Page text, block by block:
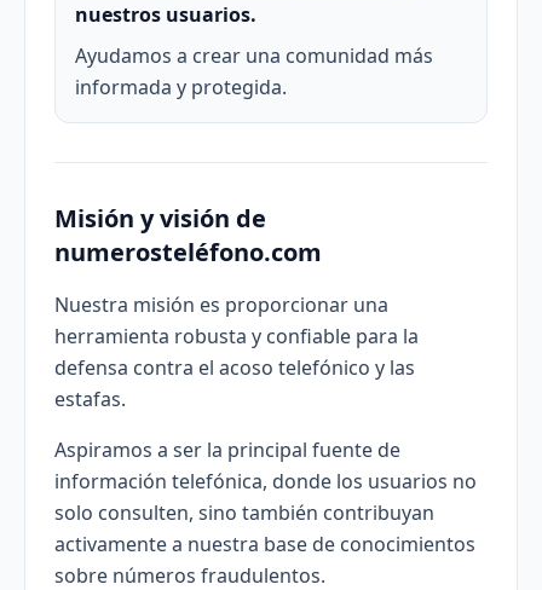
nuestros usuarios.
Ayudamos a crear una comunidad más
informada y protegida.
Misión y visión de
numerosteléfono.com
Nuestra misión es proporcionar una
herramienta robusta y confiable para la
defensa contra el acoso telefónico y las
estafas.
Aspiramos a ser la principal fuente de
información telefónica, donde los usuarios no
solo consulten, sino también contribuyan
activamente a nuestra base de conocimientos
sobre números fraudulentos.